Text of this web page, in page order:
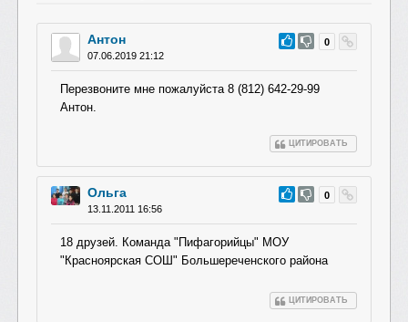
#77 0
Антон
07.06.2019 21:12
Перезвоните мне пожалуйста 8 (812) 642-29-99
Антон.
ЦИТИРОВАТЬ
#76 0
Ольга
13.11.2011 16:56
18 друзей. Команда "Пифагорийцы" МОУ
"Красноярская СОШ" Большереченского района
ЦИТИРОВАТЬ